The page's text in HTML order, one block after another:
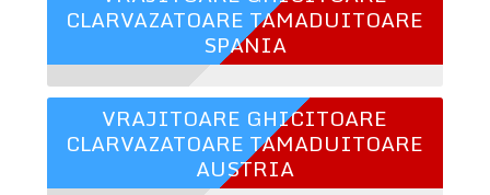
CLARVAZATOARE TAMADUITOARE
SPANIA
VRAJITOARE GHICITOARE
CLARVAZATOARE TAMADUITOARE
AUSTRIA